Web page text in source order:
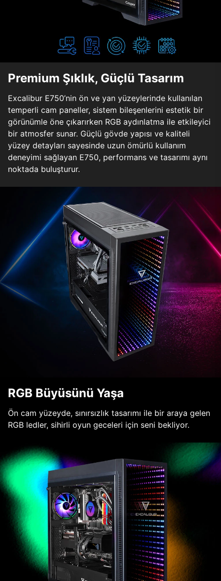
Premium Şıklık, Güçlü Tasarım
Excalibur E750’nin ön ve yan yüzeylerinde kullanılan
temperli cam paneller, sistem bileşenlerini estetik bir
görünümle öne çıkarırken RGB aydınlatma ile etkileyici
bir atmosfer sunar. Güçlü gövde yapısı ve kaliteli
yüzey detayları sayesinde uzun ömürlü kullanım
deneyimi sağlayan E750, performans ve tasarımı aynı
noktada buluşturur.
RGB Büyüsünü Yaşa
Ön cam yüzeyde, sınırsızlık tasarımı ile bir araya gelen
RGB ledler, sihirli oyun geceleri için seni bekliyor.